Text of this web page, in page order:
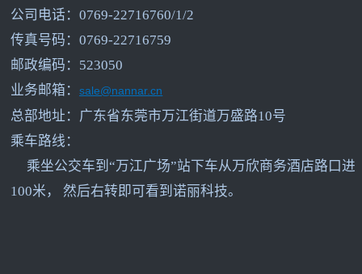
公司电话：0769-22716760/1/2
传真号码：0769-22716759
邮政编码：523050
业务邮箱：sale@nannar.cn
总部地址：广东省东莞市万江街道万盛路10号
乘车路线：
乘坐公交车到“万江广场”站下车从万欣商务酒店路口进
100米， 然后右转即可看到诺丽科技。